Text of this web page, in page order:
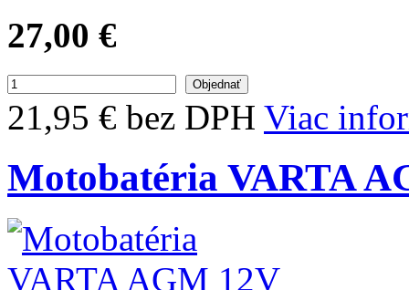
27,00 €
21,95 € bez DPH Viac
Motobatéria VARTA